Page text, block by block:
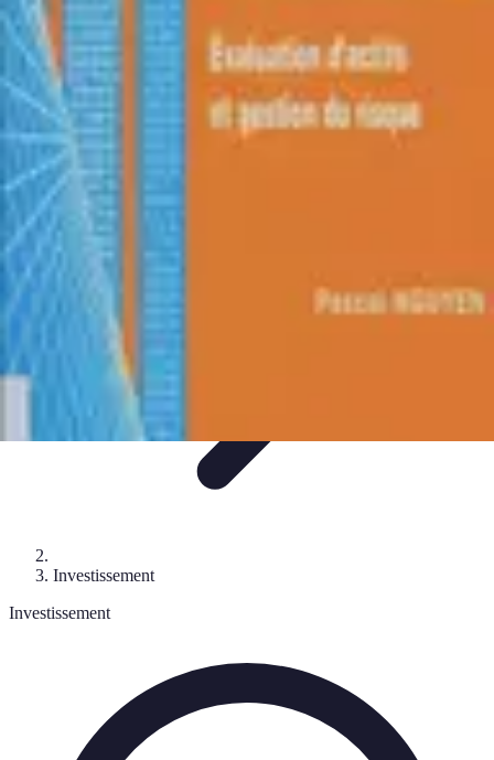
Conseil Banque
Prêts et Crédits
Crédits et EmpruntsFrais et Tarifs Gestion
financière
Crédits et Financements
Conseil Banque
Investissement
Investissement